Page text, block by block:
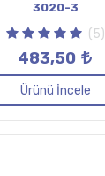
3020-3
(5)
483,50
Ürünü İncele